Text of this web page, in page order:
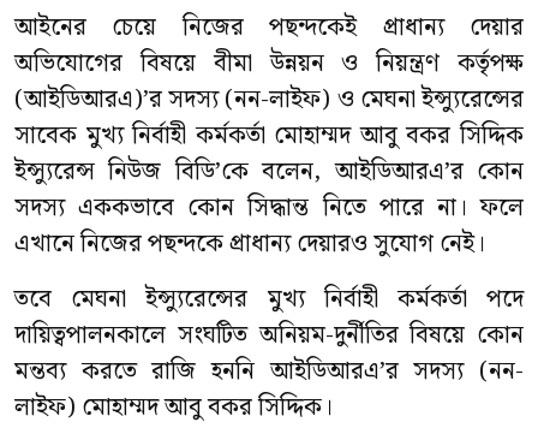
আইনের চেয়ে নিজের পছন্দকেই প্রাধান্য দেয়ার
অভিযোগের বিষয়ে বীমা উন্নয়ন ও নিয়ন্ত্রণ কর্তৃপক্ষ
(আইডিআরএ)’র সদস্য (নন-লাইফ) ও মেঘনা ইন্স্যুরেন্সের
সাবেক মুখ্য নির্বাহী কর্মকর্তা মোহাম্মদ আবু বকর সিদ্দিক
ইন্স্যুরেন্স নিউজ বিডি’কে বলেন, আইডিআরএ’র কোন
সদস্য এককভাবে কোন সিদ্ধান্ত নিতে পারে না। ফলে
এখানে নিজের পছন্দকে প্রাধান্য দেয়ারও সুযোগ নেই।
তবে মেঘনা ইন্স্যুরেন্সের মুখ্য নির্বাহী কর্মকর্তা পদে
দায়িত্বপালনকালে সংঘটিত অনিয়ম-দুর্নীতির বিষয়ে কোন
মন্তব্য করতে রাজি হননি আইডিআরএ’র সদস্য (নন-
লাইফ) মোহাম্মদ আবু বকর সিদ্দিক।